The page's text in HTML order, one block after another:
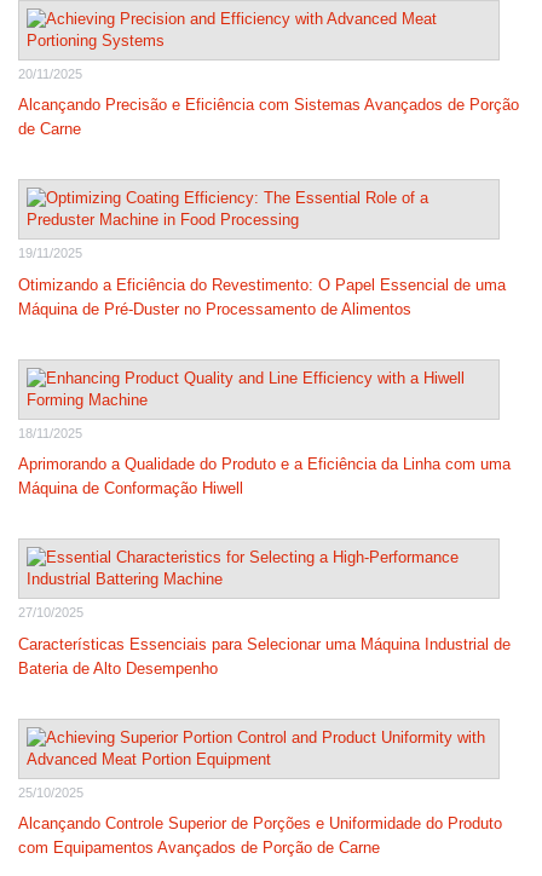
20/11/2025
Alcançando Precisão e Eficiência com Sistemas Avançados de Porção
de Carne
19/11/2025
Otimizando a Eficiência do Revestimento: O Papel Essencial de uma
Máquina de Pré-Duster no Processamento de Alimentos
18/11/2025
Aprimorando a Qualidade do Produto e a Eficiência da Linha com uma
Máquina de Conformação Hiwell
27/10/2025
Características Essenciais para Selecionar uma Máquina Industrial de
Bateria de Alto Desempenho
25/10/2025
Alcançando Controle Superior de Porções e Uniformidade do Produto
com Equipamentos Avançados de Porção de Carne